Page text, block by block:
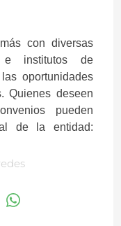
con diversas
e institutos de
oportunidades
Quienes deseen
pueden
de la entidad: